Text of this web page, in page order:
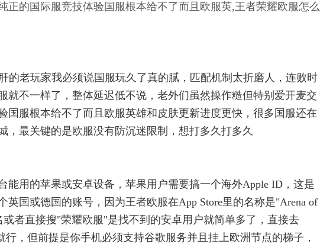
正的国际服竞技体验国服根本给不了而且欧服英,王者荣耀欧服怎么
的老玩家我必须说国服玩久了真的腻，匹配机制太折磨人，连败时
就不一样了，整体延迟低不说，老外们虽然操作糙但特别爱开麦交
国服根本给不了而且欧服英雄和皮肤更新进度更快，很多国服还在
，最关键的是欧服没有防沉迷限制，想打多久打多久
能用的苹果或安卓设备，苹果用户需要搞一个海外Apple ID，这是
英国或德国的账号，因为王者欧服在App Store里的名称是"Arena of
者直接搜"荣耀欧服"是找不到的安卓用户就简单多了，直接去
行，但前提是你手机必须支持谷歌服务并且挂上欧洲节点的梯子，